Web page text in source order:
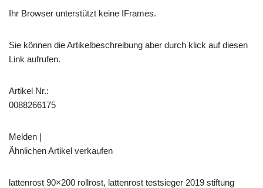
Ihr Browser unterstützt keine IFrames.
Sie können die Artikelbeschreibung aber durch klick auf diesen
Link aufrufen.
Artikel Nr.:
0088266175
Melden |
Ähnlichen Artikel verkaufen
lattenrost 90×200 rollrost, lattenrost testsieger 2019 stiftung